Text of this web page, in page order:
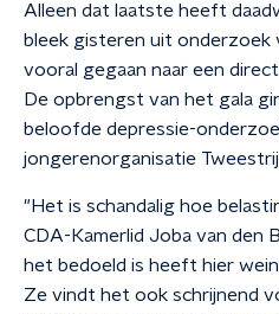
Alleen dat laatste heeft
bleek gisteren uit onderzoek
vooral gegaan naar een
De opbrengst van het gala
beloofde depressie-
jongerenorganisatie
"Het is schandalig hoe
CDA-Kamerlid Joba van den
het bedoeld is heeft hier
Ze vindt het ook schrijnend